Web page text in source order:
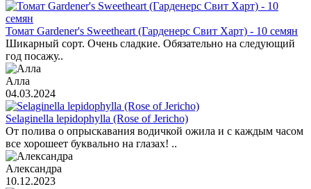
Томат Gardener's Sweetheart (Гарденерс Свит Харт) - 10 семян
Шикарный сорт. Очень сладкие. Обязательно на следующий
год посажу..
Алла
04.03.2024
Selaginella lepidophylla (Rose of Jericho)
От полива о опрыскавания водичкой ожила и с каждым часом
все хорошеет буквально на глазах! ..
Александра
10.12.2023